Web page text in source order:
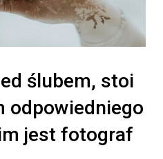
ślubem, stoi
odpowiedniego
jest fotograf